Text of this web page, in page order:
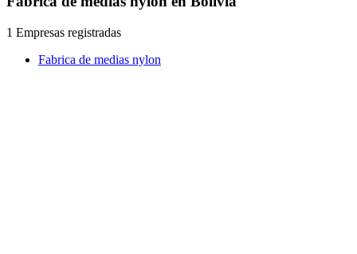
1 Empresas registradas
Fabrica de medias nylon